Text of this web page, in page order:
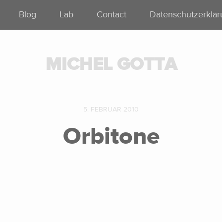
Blog Lab Contact
MICHEL GOTTA
5. FEBRUAR 2010
Orbitone